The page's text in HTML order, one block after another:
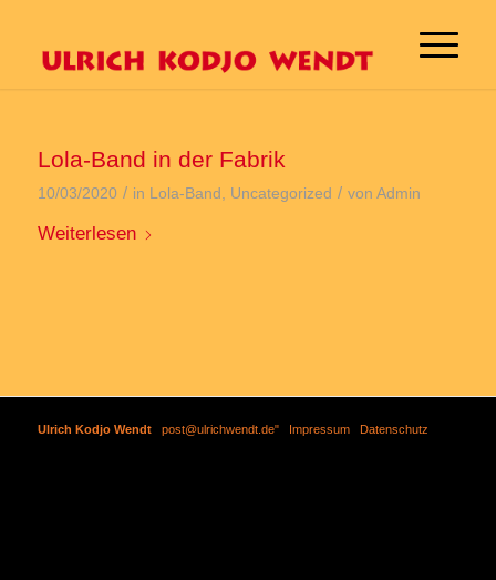
Lola-Band in der Fabrik
10/03/2020 / in Lola-Band , Uncategorized / von Admin
Weiterlesen
Ulrich Kodjo Wendt| post@ulrichwendt.de"| Impressum| Datenschutz